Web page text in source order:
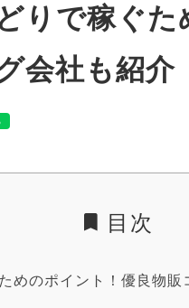
りで稼ぐ
会社も紹介
目次
めのポイント！優良物販